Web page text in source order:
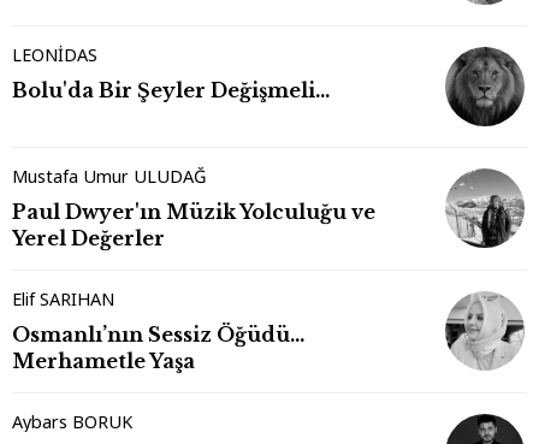
LEONİDAS
Bolu'da Bir Şeyler Değişmeli…
Mustafa Umur ULUDAĞ
Paul Dwyer'ın Müzik Yolculuğu ve
Yerel Değerler
Elif SARIHAN
Osmanlı’nın Sessiz Öğüdü…
Merhametle Yaşa
Aybars BORUK